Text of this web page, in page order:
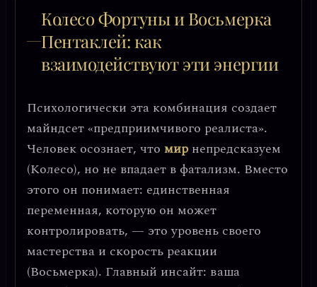
Колесо Фортуны и Восьмерка
Пентаклей: как
взаимодействуют эти энергии
Психологически эта комбинация создает
майндсет«предприимчивого реалиста».
Человек осознает, что мир непредсказуем
(Колесо), но не впадает в фатализм. Вместо
этого он понимает: единственная
переменная, которую он может
контролировать, — это уровень своего
мастерства и скорость реакции
(Восьмерка). Главный инсайт: ваша